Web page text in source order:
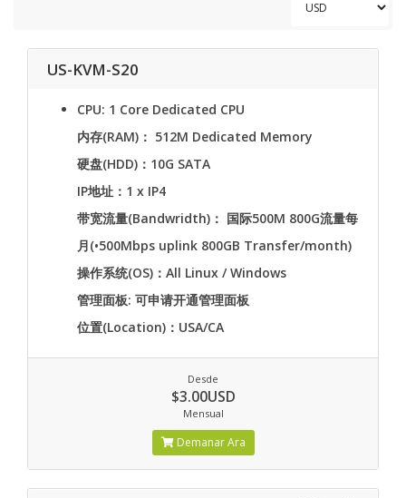
US-KVM-S20
CPU: 1 Core Dedicated CPU
内存(RAM)： 512M Dedicated Memory
硬盘(HDD)：10G SATA
IP地址：1 x IP4
带宽流量(Bandwridth)： 国际500M 800G流量每
月(•500Mbps uplink 800GB Transfer/month)
操作系统(OS)：All Linux / Windows
管理面板: 可申请开通管理面板
位置(Location)：USA/CA
Desde
$3.00USD
Mensual
Demanar Ara